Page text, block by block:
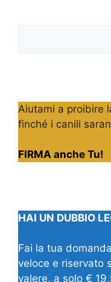
Aiutami a proibire
finché i canili
FIRMA anche Tu!
HAI UN DUBBIO
Fai la tua
veloce e riservato
valere, a solo €